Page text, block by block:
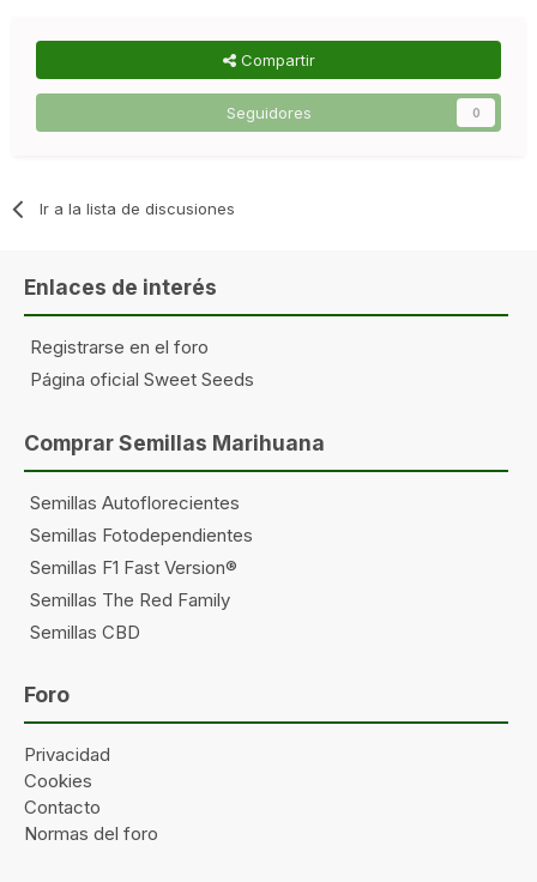
Compartir
Seguidores 0
Ir a la lista de discusiones
Enlaces de interés
Registrarse en el foro
Página oficial Sweet Seeds
Comprar Semillas Marihuana
Semillas Autoflorecientes
Semillas Fotodependientes
Semillas F1 Fast Version®
Semillas The Red Family
Semillas CBD
Foro
Privacidad
Cookies
Contacto
Normas del foro